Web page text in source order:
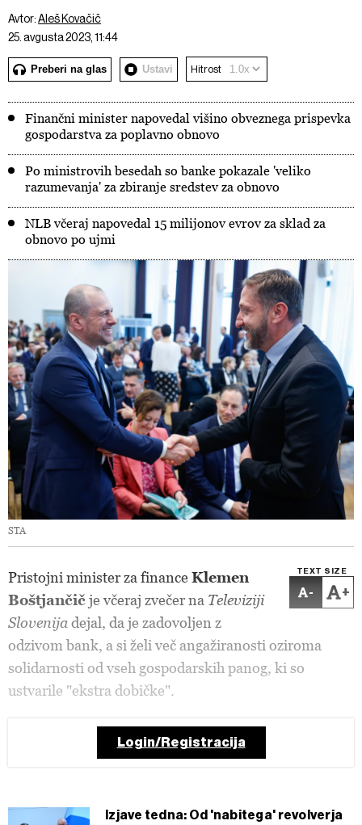
Avtor:Aleš Kovačič
25. avgusta 2023, 11:44
Preberi na glas Ustavi Hitrost
Finančni minister napovedal višino obveznega prispevka
gospodarstva za poplavno obnovo
Po ministrovih besedah so banke pokazale 'veliko
razumevanja' za zbiranje sredstev za obnovo
NLB včeraj napovedal 15 milijonov evrov za sklad za
obnovo po ujmi
STA
TEXT SIZE
- +
Pristojni minister za financeKlemen
Boštjančičje včeraj zvečer na Televiziji
Slovenijadejal, da je zadovoljen z
odzivom bank, a si želi več angažiranosti oziroma
solidarnosti od vseh gospodarskih panog, ki so
ustvarile "ekstra dobičke".
Login/Registracija
Izjave tedna: Od 'nabitega' revolverja